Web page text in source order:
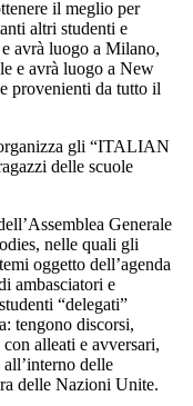
il meglio per
altri studenti e
avrà luogo a Milano,
e avrà luogo a New
provenienti da tutto il
gli “ITALIAN
delle scuole
Generale
nelle quali gli
oggetto dell’agenda
ambasciatori e
“delegati”
tengono discorsi,
alleati e avversari,
delle
delle Nazioni Unite.